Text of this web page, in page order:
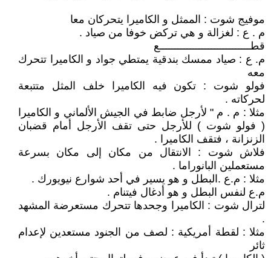
موفيج شوت : الممثل و الكاميرا يتحركان معا
م . ع : لغزالة و هي تركض خوفا من صياد .
قطــــــــــــــــــــــــــــــع
م. ع : صياد ممسك بندقية يمتطي جواد و الكاميرا تتحرك
معه
فولو شوت : تكون فيه الكاميرا خلف المثل متتبعة
لحركاته .
مثلا : م . م " لأرجل ضابط في الجيش الألماني و الكاميرا
( فولو شوت ) للأرجل حتى تقف الأرجل أمام قضبان
الزنزانة ، فتقف الكاميرا .
فلاش شوت : الانتقال من مكان إلى مكان بسرعة
مستعملين البانوراما .
مثلا : م.ع .البطل و هو يسير في أحد شوارع نيويورك .
م.ع لنفس البطل و هو أدغال فيتنام .
لترال شوت : الكاميرا وجحدها تتحرك مستعرضة المشهد
.
مثلا : لقطة أمريكية : لصف من الجنود مستعدين لإعدام
ثائر